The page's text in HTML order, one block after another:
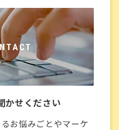
かせください
お悩みごとやマーケ